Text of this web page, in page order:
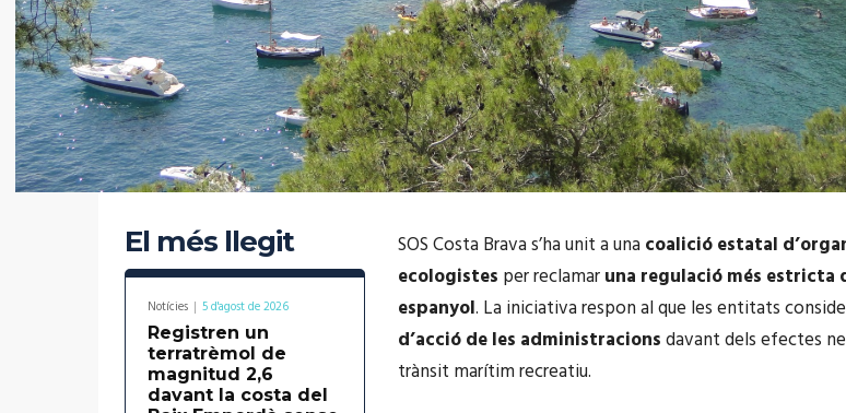
El més llegit
Notícies 5 d'agost de 2026
Registren un
terratrèmol de
magnitud 2,6
davant la costa del
SOS Costa Brava s’ha unit a una coalició estatal
ecologistes per reclamaruna regulació més estricta
espanyol. La iniciativa respon al que les entitats
d’acció de les administracionsdavant dels efectes
trànsit marítim recreatiu.